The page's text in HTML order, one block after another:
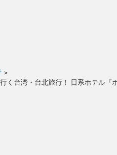
>
く台湾・台北旅行！ 日系ホテル